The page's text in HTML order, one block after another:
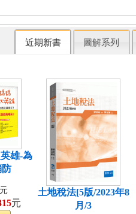
近期新書 圖解系列
雄-為
防
元
土地稅法[5版/2023年8
月/3